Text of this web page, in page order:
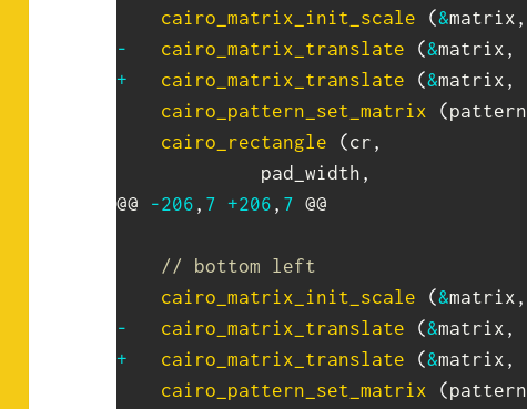
cairo_matrix_init_scale
(&matrix ,
-
cairo_matrix_translate (&matrix ,
+
cairo_matrix_translate (&matrix ,
cairo_pattern_set_matrix
(pattern
cairo_rectangle
(cr ,
pad_width ,
@@ -206 , 7 +206 , 7 @@
// bottom left
cairo_matrix_init_scale
(&matrix ,
-
cairo_matrix_translate (&matrix ,
+
cairo_matrix_translate (&matrix ,
cairo_pattern_set_matrix
(pattern